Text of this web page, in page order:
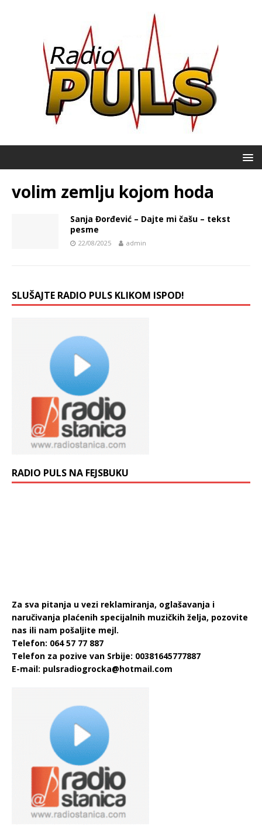
volim zemlju kojom hoda
Sanja Đorđević – Dajte mi čašu – tekst
pesme
22/08/2025 admin
SLUŠAJTE RADIO PULS KLIKOM ISPOD!
RADIO PULS NA FEJSBUKU
Za sva pitanja u vezi reklamiranja, oglašavanja i
naručivanja plaćenih specijalnih muzičkih želja, pozovite
nas ili nam pošaljite mejl.
Telefon: 064 57 77 887
Telefon za pozive van Srbije: 00381645777887
E-mail: pulsradiogrocka@hotmail.com